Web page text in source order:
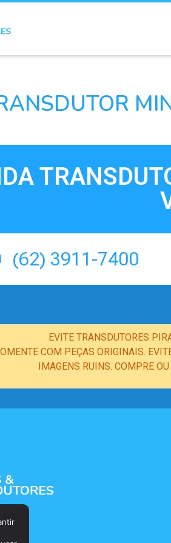
(62) 3911-7400
EVITE TRANSDUTORES
COM PEÇAS ORIGINAIS.
IMAGENS RUINS. COMPRE